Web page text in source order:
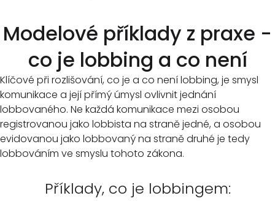
Modelové příklady z praxe -
co je lobbing a co není
Klíčové při rozlišování, co je a co není lobbing, je smysl
komunikace a její přímý úmysl ovlivnit jednání
lobbovaného. Ne každá komunikace mezi osobou
registrovanou jako lobbista na straně jedné, a osobou
evidovanou jako lobbovaný na straně druhé je tedy
lobbováním ve smyslu tohoto zákona.
Příklady, co je lobbingem: